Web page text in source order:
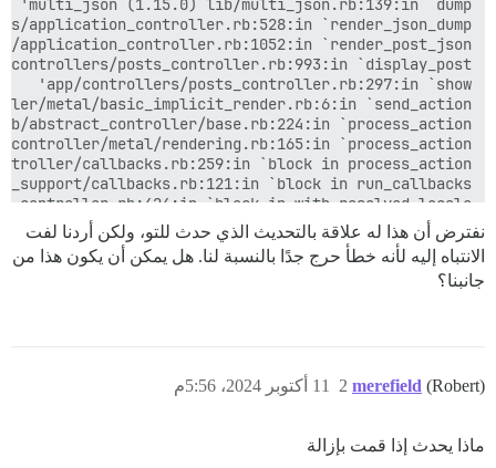
نفترض أن هذا له علاقة بالتحديث الذي حدث للتو، ولكن أردنا لفت
الانتباه إليه لأنه خطأ حرج جدًا بالنسبة لنا. هل يمكن أن يكون هذا من
جانبنا؟
merefield (Robert) 11 أكتوبر 2024، 5:56م 2
ماذا يحدث إذا قمت بإزالة